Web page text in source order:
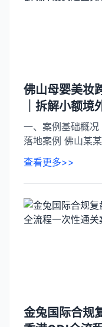
佛山母婴美妆
｜拆解小额
一、案例基础概
落地案例 佛山某
查看更多>>
金兔国际合规